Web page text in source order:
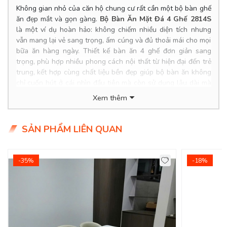
Không gian nhỏ của căn hộ chung cư rất cần một bộ bàn ghế
ăn đẹp mắt và gọn gàng. Bộ Bàn Ăn Mặt Đá 4 Ghế 2814S
là một ví dụ hoàn hảo: không chiếm nhiều diện tích nhưng
vẫn mang lại vẻ sang trọng, ấm cúng và đủ thoải mái cho mọi
bữa ăn hàng ngày. Thiết kế bàn ăn 4 ghế đơn giản sang
trọng, phù hợp nhiều phong cách nội thất từ hiện đại đến trẻ
trung, kết hợp cùng chất liệu bền đẹp giúp bộ bàn ăn không
Product Info
Kích thước bàn: m
Giá ghế: 0đ/Cái
Tình trạng: Hàng mới - Còn hàng.
Miễn phí giao hàng tại TPHCM, Biên Hòa, nội
Xem thêm
SẢN PHẨM LIÊN QUAN
-35% -18%